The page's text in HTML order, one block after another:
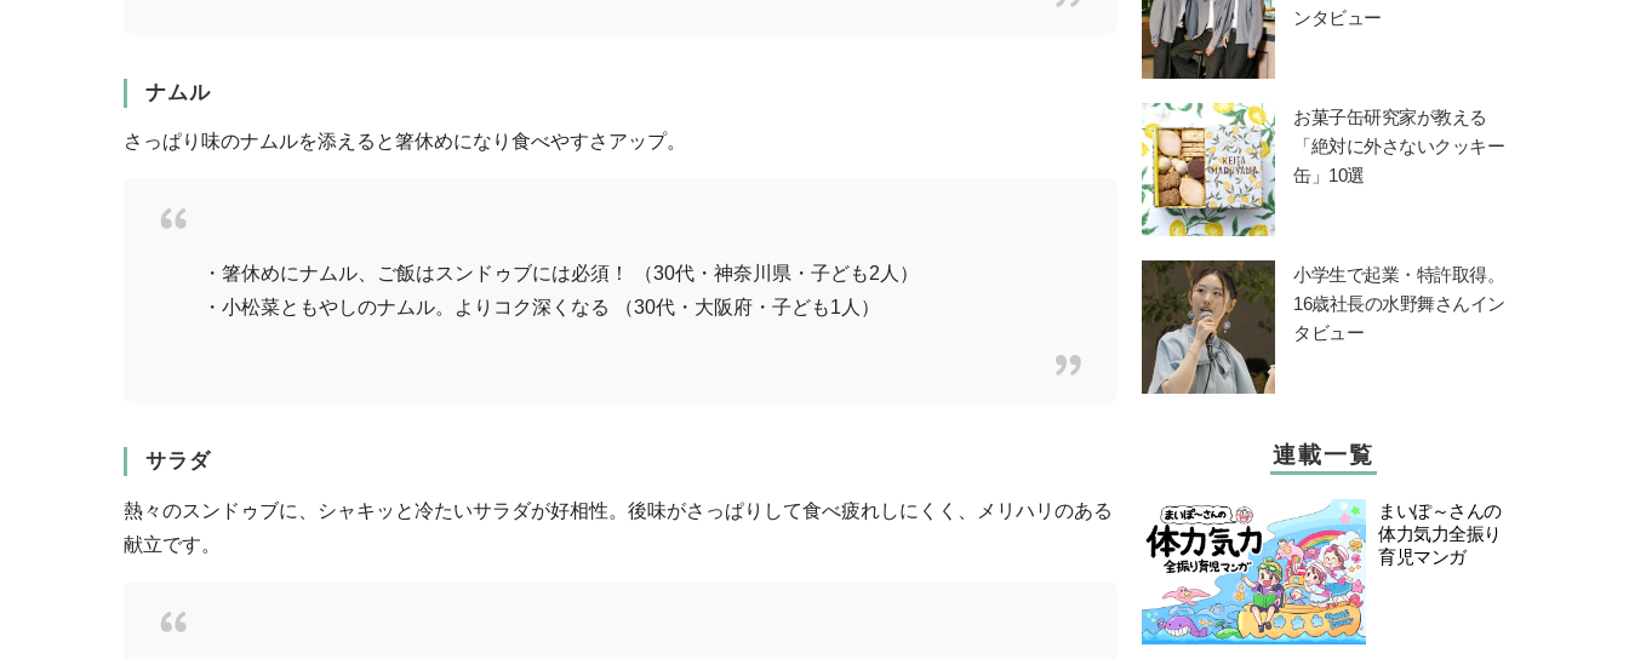
ナムル
さっぱり味のナムルを添えると箸休めになり食べやすさアップ。
・箸休めにナムル、ご飯はスンドゥブには必須！ （30代・神奈川県・子ども2人）
・小松菜ともやしのナムル。よりコク深くなる （30代・大阪府・子ども1人）
サラダ
熱々のスンドゥブに、シャキッと冷たいサラダが好相性。後味がさっぱりして食べ疲れしにくく、メリハリのある
献立です。
ンタビュー
お菓子缶研究家が教える
「絶対に外さないクッキー
缶」10選
小学生で起業・特許取得。
16歳社長の水野舞さんイン
タビュー
連載一覧
まいぽ～さんの
体力気力全振り
育児マンガ